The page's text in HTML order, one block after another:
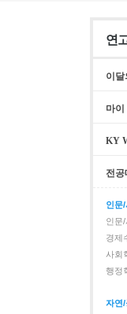
연
이
마이
KY
전공
인문
인문
경제
사회
행정
자연/